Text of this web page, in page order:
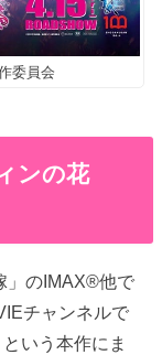
委員会
ンの花
」のIMAX®他で
チャンネルで
いう本作にま